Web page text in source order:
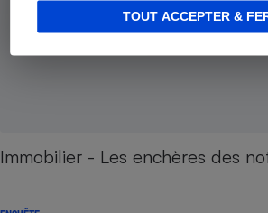
TOUT ACCEPTER &
Immobilier - Les enchères des